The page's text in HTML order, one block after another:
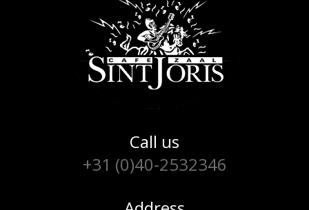
Call us
+31 (0)40-2532346